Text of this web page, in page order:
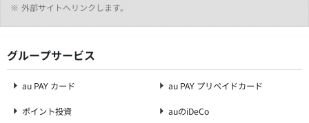
※ 外部サイトへリンクします。
グループサービス
au PAY カード au PAY プリペイドカード
ポイント投資 auのiDeCo